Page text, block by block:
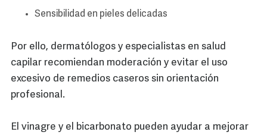
Sensibilidad en pieles delicadas
Por ello, dermatólogos y especialistas en salud
capilar recomiendan moderación y evitar el uso
excesivo de remedios caseros sin orientación
profesional.
El vinagre y el bicarbonato pueden ayudar a mejorar